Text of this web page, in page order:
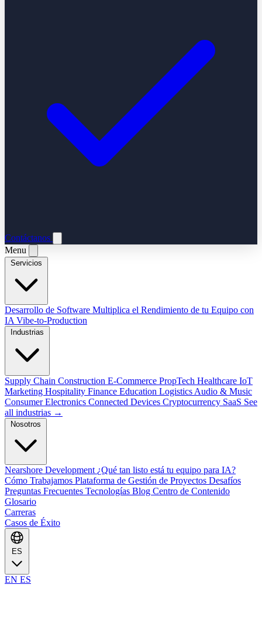
Contáctanos
Menu
Desarrollo de Software Multiplica el Rendimiento de tu Equipo con
IA Vibe-to-Production
Supply Chain Construction E-Commerce PropTech Healthcare IoT
Marketing Hospitality Finance Education Logistics Audio & Music
Consumer Electronics Connected Devices Cryptocurrency SaaS See
all industrias →
Nearshore Development ¿Qué tan listo está tu equipo para IA?
Cómo Trabajamos Plataforma de Gestión de Proyectos Desafíos
Preguntas Frecuentes Tecnologías Blog Centro de Contenido
Glosario
Carreras
Casos de Éxito
EN ES